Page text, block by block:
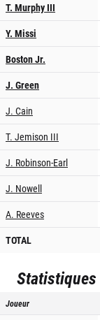
T. Murphy III
Y. Missi
Boston Jr.
J. Green
J. Cain
T. Jemison III
J. Robinson-Earl
J. Nowell
A. Reeves
TOTAL
Statistiques
Joueur